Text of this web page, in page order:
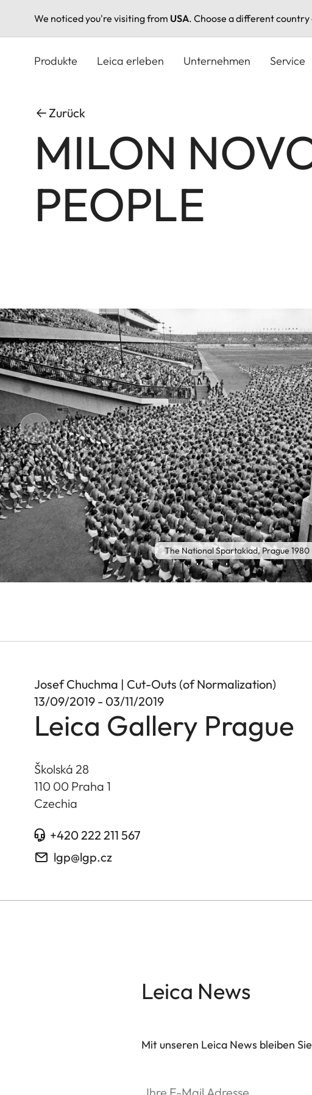
We noticed you're visiting from USA. Choose a different
Produkte Leica erleben Unternehmen Service
Zurück
MILON
PEOPLE
The National Spartakiad, Prague
Josef Chuchma | Cut-Outs (of Normalization)
13/09/2019 - 03/11/2019
Leica Gallery Prague
Školská 28
110 00 Praha 1
Czechia
+420 222 211 567
lgp@lgp.cz
Leica News
Mit unseren Leica News bleiben